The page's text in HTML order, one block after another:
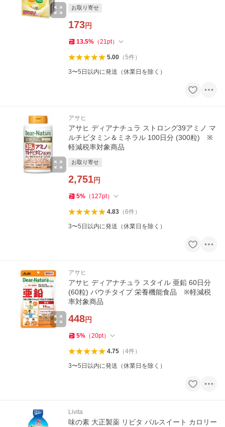
お取り寄せ
173円
13.5% （21pt）
5.00（5件）
3〜5日以内に発送（休業日を除く）
アサヒ
アサヒ ディアナチュラ ストロング39アミノ マ
ルチビタミン＆ミネラル 100日分 (300粒) ※
軽減税率対象商品
お取り寄せ
2,751円
5% （ 127pt）
4.83（6件）
3〜5日以内に発送（休業日を除く）
アサヒ
アサヒ ディアナチュラ スタイル 亜鉛 60日分
(60粒) パウチタイプ 栄養機能食品 ※軽減税
率対象商品
448円
5% （20pt）
4.75（4件）
3〜5日以内に発送（休業日を除く）
Livita
味の素 大正製薬 リビタ パルスイート カロリー